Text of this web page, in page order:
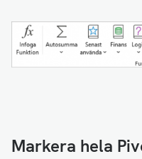
Markera hela